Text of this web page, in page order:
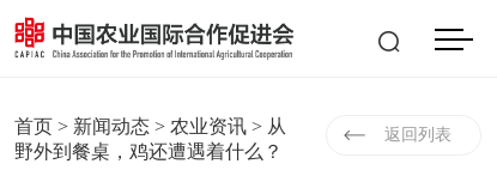
EN
首页 > 新闻动态 >农业资讯 > 从
野外到餐桌，鸡还遭遇着什么？
返回列表